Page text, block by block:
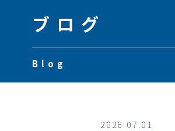
ブログ
Blog
2026.07.01